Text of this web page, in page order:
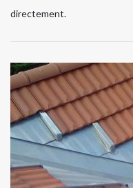
directement.